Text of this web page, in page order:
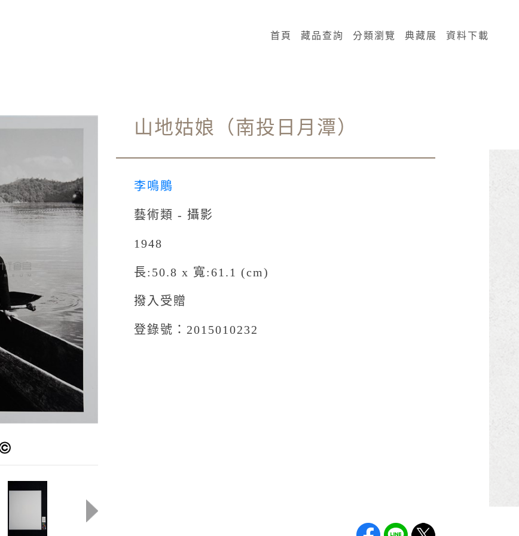
首頁 藏品查詢 分類瀏覽 典藏展 資料下載
山地姑娘（南投日月潭）
李鳴鵰
藝術類 - 攝影
1948
長:50.8 x 寬:61.1 (cm)
撥入受贈
登錄號：2015010232